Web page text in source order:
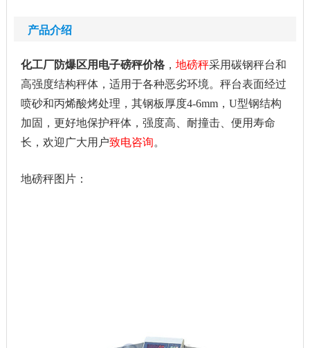
产品介绍
化工厂防爆区用电子磅秤价格， 地磅秤采用碳钢秤台和
高强度结构秤体，适用于各种恶劣环境。秤台表面经过
喷砂和丙烯酸烤处理，其钢板厚度4-6mm，U型钢结构
加固，更好地保护秤体，强度高、耐撞击、便用寿命
长 ，欢迎广大用户致电咨询。
地磅秤图片：